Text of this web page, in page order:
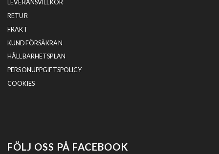
LEVERANSVILLKOR
RETUR
FRAKT
KUNDFÖRSÄKRAN
HÅLLBARHETSPLAN
PERSONUPPGIFTSPOLICY
COOKIES
FÖLJ OSS PÅ FACEBOOK